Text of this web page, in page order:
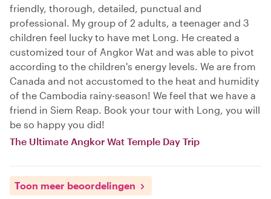
friendly, thorough, detailed, punctual and
professional. My group of 2 adults, a teenager and 3
children feel lucky to have met Long. He created a
customized tour of Angkor Wat and was able to pivot
according to the children's energy levels. We are from
Canada and not accustomed to the heat and humidity
of the Cambodia rainy-season! We feel that we have a
friend in Siem Reap. Book your tour with Long, you will
be so happy you did!
The Ultimate Angkor Wat Temple Day Trip
Toon meer beoordelingen